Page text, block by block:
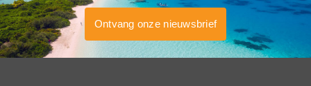
Ontvang onze nieuwsbrief